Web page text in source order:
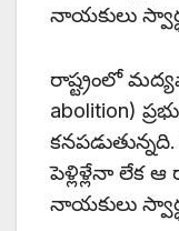
నాయకులు
రాష్ట్రంలో
abolition)
పెళ్లిళ్లేనా లేక ఆ
నాయకులు